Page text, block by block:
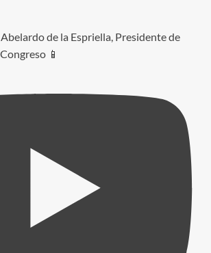
de la Espriella, Presidente de
📱